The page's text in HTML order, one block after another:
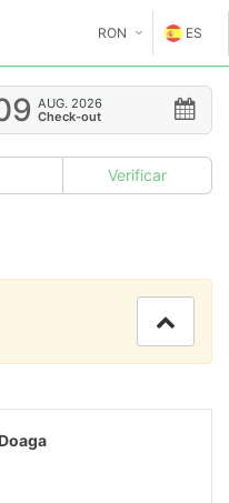
RON
€
$
£
ES
EN
GE
GR
RO
AUG. 2026
Check-out